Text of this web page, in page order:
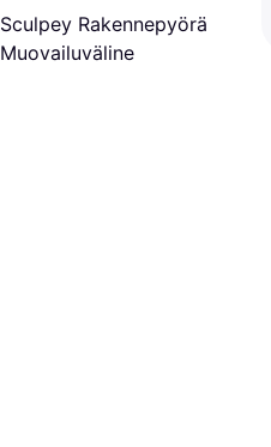
Sculpey Rakennepyörä
Muovailuväline